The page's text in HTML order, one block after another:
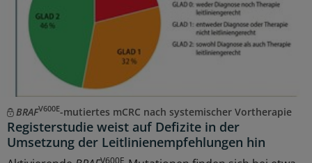
BRAFV600E-mutiertes mCRC nach systemischer Vortherapie
Registerstudie weist auf Defizite in der
Umsetzung der Leitlinienempfehlungen hin
V600E